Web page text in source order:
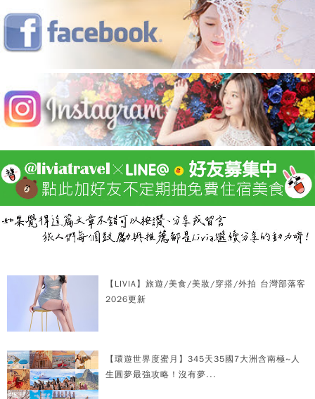
【LIVIA】旅遊/美食/美妝/穿搭/外拍 台灣部落客
2026更新
【環遊世界度蜜月】345天35國7大洲含南極~人
生圓夢最強攻略！沒有夢...